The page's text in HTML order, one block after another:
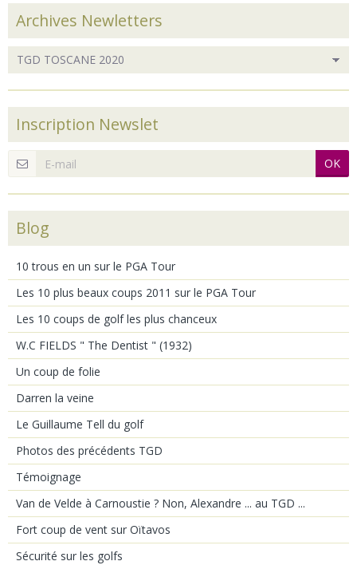
Archives Newletters
Inscription Newslet
OK
Blog
10 trous en un sur le PGA Tour
Les 10 plus beaux coups 2011 sur le PGA Tour
Les 10 coups de golf les plus chanceux
W.C FIELDS " The Dentist " (1932)
Un coup de folie
Darren la veine
Le Guillaume Tell du golf
Photos des précédents TGD
Témoignage
Van de Velde à Carnoustie ? Non, Alexandre ... au TGD ...
Fort coup de vent sur Oïtavos
Sécurité sur les golfs